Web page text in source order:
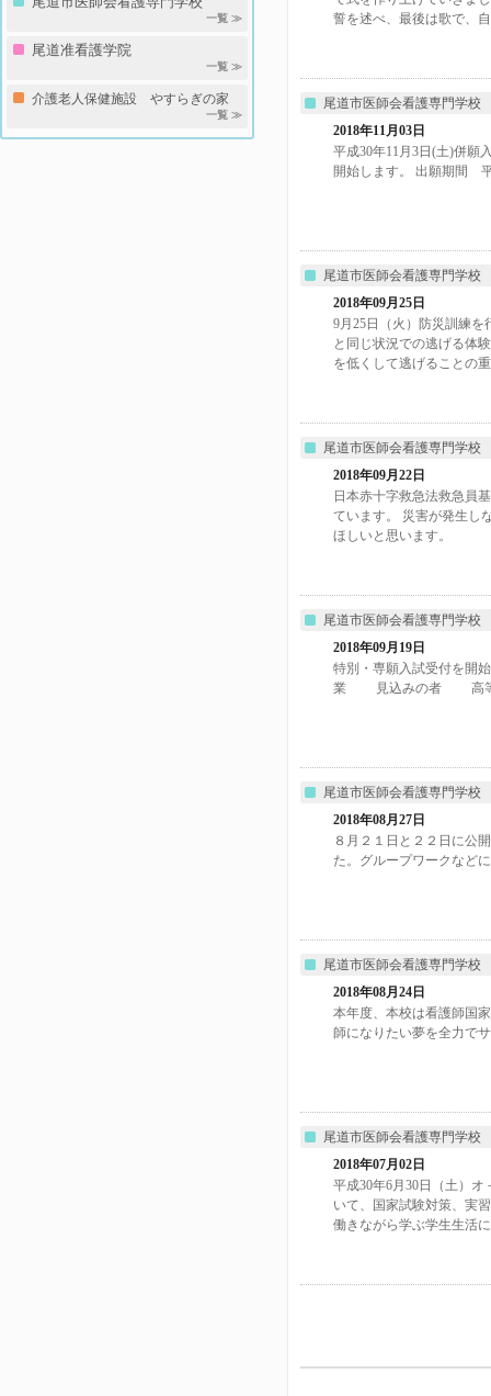
誓を述べ、最後は歌で、
尾道市医師会看護専門学校
2018年11月03日
平成30年11月3日(土)併願
開始します。 出願期間
尾道市医師会看護専門学校
2018年09月25日
9月25日（火）防災訓練
と同じ状況での逃げる体
を低くして逃げることの
尾道市医師会看護専門学校
2018年09月22日
日本赤十字救急法救急員
ています。 災害が発生し
ほしいと思います。
尾道市医師会看護専門学校
2018年09月19日
特別・専願入試受付を
業 見込みの者 高等
尾道市医師会看護専門学校
2018年08月27日
８月２１日と２２日に公
た。グループワークなど
尾道市医師会看護専門学校
2018年08月24日
本年度、本校は看護師国
師になりたい夢を全力で
尾道市医師会看護専門学校
2018年07月02日
平成30年6月30日（土）
いて、国家試験対策、実
働きながら学ぶ学生生活
一覧 ≫
尾道准看護学院
一覧 ≫
介護老人保健施設 やすらぎの家
一覧 ≫